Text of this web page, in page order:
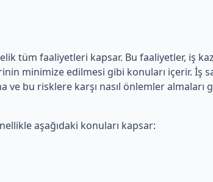
tüm faaliyetleri kapsar. Bu faaliyetler, iş
minimize edilmesi gibi konuları içerir. İş
ve bu risklere karşı nasıl önlemler
aşağıdaki konuları kapsar: